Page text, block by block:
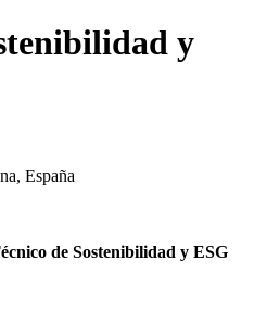
y
España
de Sostenibilidad y ESG